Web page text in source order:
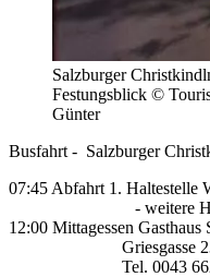
Salzburger
Festungsblick ©
Günter
Busfahrt - Salzburger
07:45 Abfahrt 1. Haltestelle
- weitere
12:00 Mittagessen Gasthaus
Griesgasse 23,
Tel. 0043 662